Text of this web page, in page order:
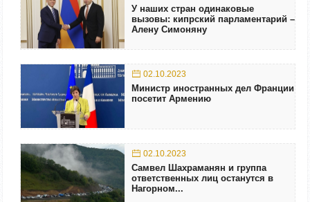
У наших стран одинаковые
вызовы: кипрский парламентарий –
Алену Симоняну
02.10.2023
Министр иностранных дел Франции
посетит Армению
02.10.2023
Самвел Шахраманян и группа
ответственных лиц останутся в
Нагорном...